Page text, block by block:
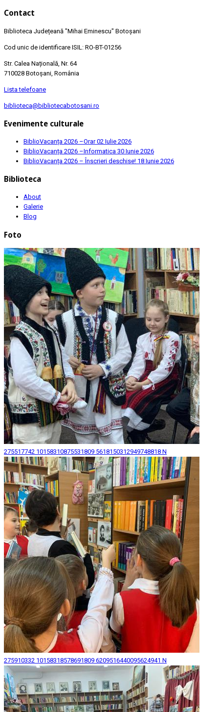
Contact
Biblioteca Județeană "Mihai Eminescu" Botoșani
Cod unic de identificare ISIL: RO-BT-01256
Str. Calea Națională, Nr. 64
710028 Botoșani, România
Lista telefoane
biblioteca@bibliotecabotosani.ro
Evenimente culturale
BiblioVacanța 2026 –Orar02 Iulie 2026
BiblioVacanța 2026 –Informatica 30 Iunie 2026
BiblioVacanța 2026 – Înscrieri deschise! 18 Iunie 2026
Biblioteca
About
Galerie
Blog
Foto
275517742 10158310875531809 5618150312949748818 N
275910332 10158318578691809 6209516440095624941 N